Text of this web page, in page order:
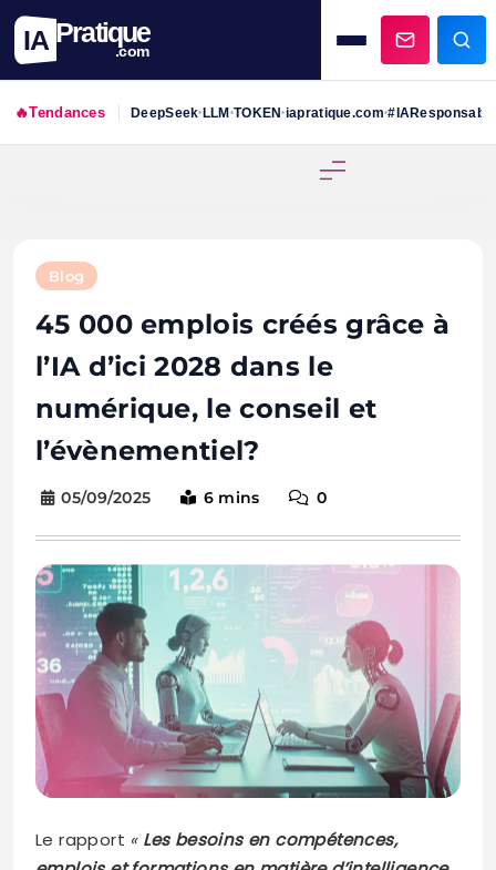
IA Pratique
.com
🔥Tendances DeepSeek•LLM•TOKEN•iapratique.com•#IAResponsable
Blog
45 000 emplois créés grâce à
l’IA d’ici 2028 dans le
numérique, le conseil et
l’évènementiel?
05/09/2025 6 mins 0
Le rapport « Les besoins en compétences,